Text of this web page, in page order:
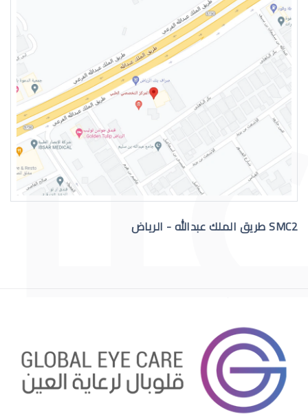
مخاطر الليزك
القرنية المخروطية والليزك
هل الليزك مناسب لي
SMC2 طريق الملك عبدالله - الرياض